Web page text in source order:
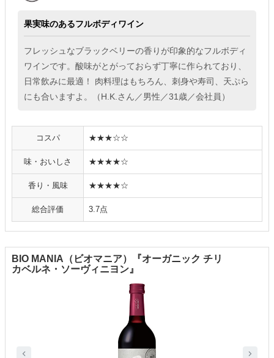
果実味のあるフルボディワイン
フレッシュなブラックベリーの香りが印象的なフルボディ
ワインです。酸味がとがっておらず丁寧に作られており、
日常飲みに最適！ 肉料理はもちろん、刺身や寿司、天ぷら
にも合いますよ。（H.K.さん／男性／31歳／会社員）
コスパ ★★★☆☆
味・おいしさ ★★★★☆
香り・風味 ★★★★☆
総合評価 3.7点
BIO MANIA（ビオマニア）『オーガニック チリ
カベルネ・ソーヴィニヨン』